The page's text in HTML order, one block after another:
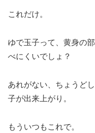
これだけ。
ゆで玉子って、黄身の
べにくいでしょ？
あれがない、ちょうど
子が出来上がり。
もういつもこれで。